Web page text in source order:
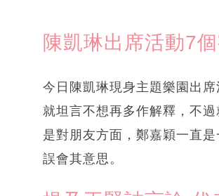
陳凱琳出席活動7
今日陳凱琳現身主題樂園出
就坦言不想再多作解釋，不
是對朋友方面，鄭嘉穎一直
誤會其意思。